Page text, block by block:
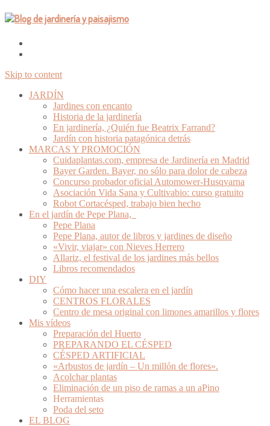
Skip to content
JARDÍN
Jardines con encanto
Historia de la jardinería
En jardinería, ¿Quién fue Beatrix Farrand?
Jardín con historia patagónica detrás
MARCAS Y PROMOCIÓN
Cuidaplantas.com, empresa de Jardinería en Madrid
Bayer Garden. Bayer, no sólo para dolor de cabeza
Concurso probador oficial Automower-Husqvarna
Asociación Vida Sana y Cultivabio: curso gratuito
Robot Cortacésped, trabajo bien hecho
En el jardín de Pepe Plana,
Pepe Plana
Pepe Plana, autor de libros y jardines de diseño
«Vivir, viajar» con Nieves Herrero
Allariz, el festival de los jardines más bellos
Libros recomendados
DIY
Cómo hacer una escalera en el jardín
CENTROS FLORALES
Centro de mesa original con limones amarillos y flores
Mis vídeos
Preparación del Huerto
PREPARANDO EL CÉSPED
CÉSPED ARTIFICIAL
«Arbustos de jardín – Un millón de flores».
Acolchar plantas
Eliminación de un piso de ramas a un aPino
Herramientas
Poda del seto
EL BLOG